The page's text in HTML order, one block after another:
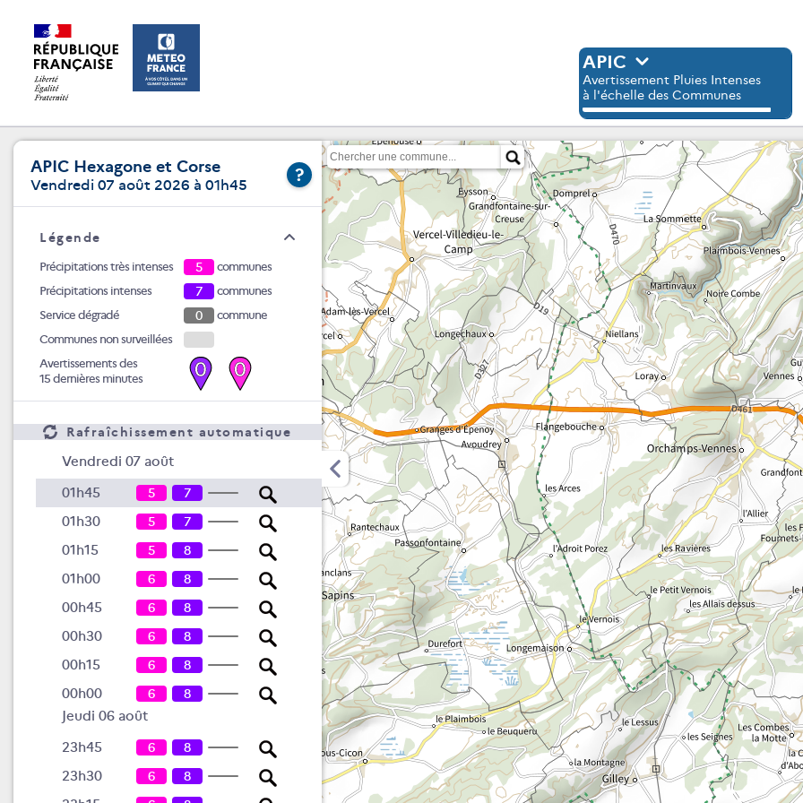
APIC
Avertissement Pluies Intenses
à l'échelle des Communes
APIC Hexagone et Corse
Vendredi 07 août 2026 à 01h45 ?
Légende
Précipitations très intenses 5
communes
Précipitations intenses
7
communes
Service dégradé
0
commune
Communes non surveillées
Avertissements des
15 dernières minutes
0 0
Rafraîchissement automatique
Vendredi 07 août
01h45
5
7
01h30
5
7
01h15
5
8
01h00
6
8
00h45
6
8
00h30
6
8
00h15
6
8
00h00
6
8
Jeudi 06 août
23h45
6
8
23h30
6
8